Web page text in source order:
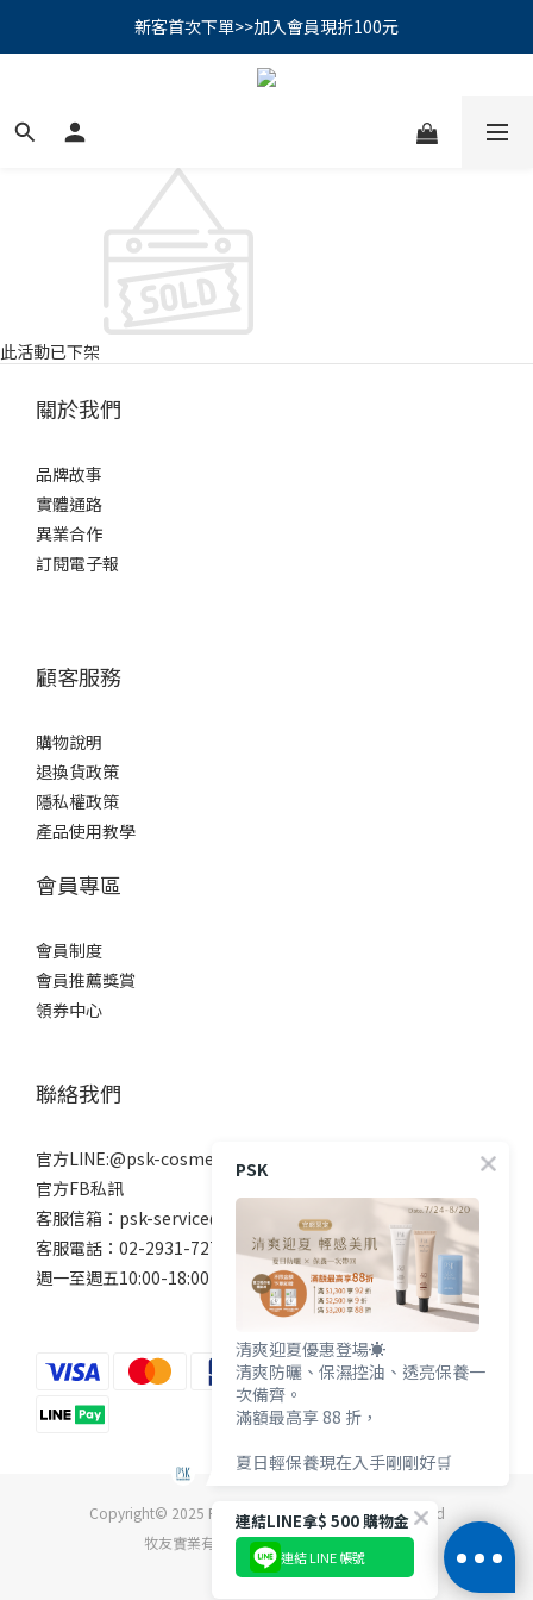
PSK 光防禦柔霧防曬棒｜小霧棒閃亮登場✨ 新品上市優惠中！
新客首次下單>>加入會員現折100元
📢綁定LINE好友再領500｜👉點我綁定
PSK 光防禦柔霧防曬棒｜小霧棒閃亮登場✨ 新品上市優惠中！
此活動已下架
關於我們
品牌故事
實體通路
異業合作
訂閱電子報
顧客服務
購物說明
退換貨政策
隱私權政策
產品使用教學
會員專區
會員制度
會員推薦獎賞
領券中心
聯絡我們
官方LINE:@psk-cosmetic
官方FB私訊
客服信箱：psk-service@beanne.com.tw
客服電話：02-2931-7272
週一至週五10:00-18:00 例假日除外
Copyright© 2025 PSK深海美肌專家 All Rights Reserved
牧友實業有限公司 統一編號04869642
PSK
清爽迎夏優惠登場☀️
清爽防曬、保濕控油、透亮保養一
次備齊。
滿額最高享 88 折，
夏日輕保養現在入手剛剛好🛒
連結LINE拿$ 500 購物金
連結 LINE 帳號